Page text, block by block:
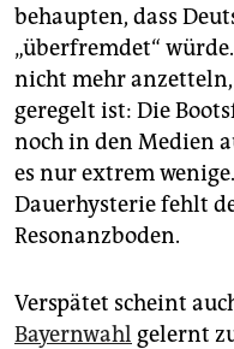
behaupten, dass
„überfremdet“
nicht mehr
geregelt ist: Die
noch in den Medien
es nur extrem
Dauerhysterie fehlt
Resonanzboden.
Verspätet scheint
Bayernwahl gelernt